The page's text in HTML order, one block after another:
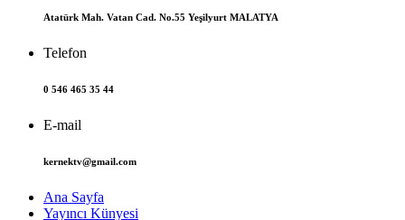
Atatürk Mah. Vatan Cad. No.55 Yeşilyurt MALATYA
Telefon
0 546 465 35 44
E-mail
kernektv@gmail.com
Ana Sayfa
Yayıncı Künyesi